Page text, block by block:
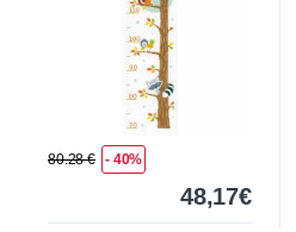
80.28 € - 40%
48,17€